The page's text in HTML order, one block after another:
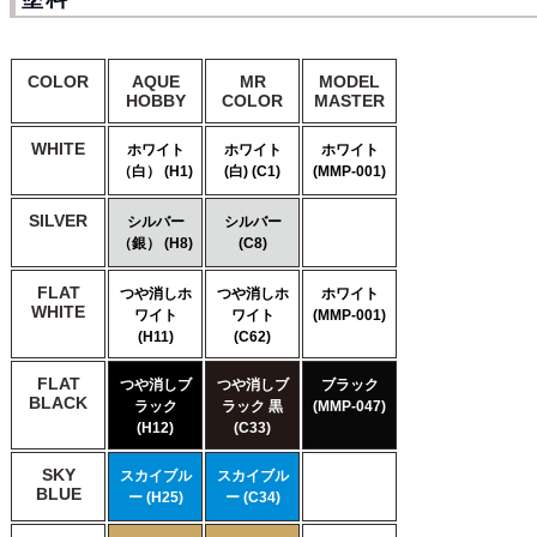
COLOR
AQUE
HOBBY
MR
COLOR
MODEL
MASTER
WHITE
ホワイト
（白） (H1)
ホワイト
(白) (C1)
ホワイト
(MMP-001)
SILVER
シルバー
（銀） (H8)
シルバー
(C8)
FLAT
WHITE
つや消しホ
ワイト
(H11)
つや消しホ
ワイト
(C62)
ホワイト
(MMP-001)
FLAT
BLACK
つや消しブ
ラック
(H12)
つや消しブ
ラック 黒
(C33)
ブラック
(MMP-047)
SKY
BLUE
スカイブル
ー (H25)
スカイブル
ー (C34)